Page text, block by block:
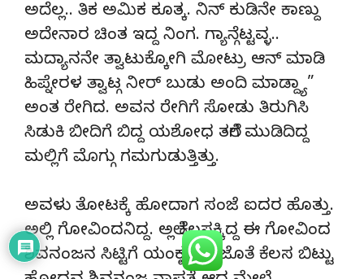
ಅದೆಲ್ಲ.. ತಿಕ ಅಮಿಕ ಕೂತ್ಕ. ನಿನ್ ಕುಡಿನೇ ಕಾಣ್ದು
ಅದೇನಾರ ಚಿಂತ ಇದ್ದ ನಿಂಗ. ಗ್ಯಾನ್ಗೆಟ್ಟವ್ಳ..
ಮದ್ಯಾನನೇ ತ್ವಾಟುಕ್ಕೋಗಿ ಮೋಟ್ರು ಆನ್ ಮಾಡಿ
ಹಿಪ್ನೇರಳ ತ್ವಾಟ್ಗ ನೀರ್ ಬುಡು ಅಂದಿ ಮಾಡ್ದ್ಯಾ”
ಅಂತ ರೇಗಿದ. ಅವನ ರೇಗಿಗೆ ಸೋಡು ತಿರುಗಿಸಿ
ಸಿಡುಕಿ ಬೀದಿಗೆ ಬಿದ್ದ ಯಶೋಧ ತಲೆಗೆ ಮುಡಿದಿದ್ದ
ಮಲ್ಲಿಗೆ ಮೊಗ್ಗು ಗಮಗುಡುತ್ತಿತ್ತು.
ಅವಳು ತೋಟಕ್ಕೆ ಹೋದಾಗ ಸಂಜೆ ಐದರ ಹೊತ್ತು.
ಅಲ್ಲಿ ಗೋವಿಂದನಿದ್ದ. ಅಲ್ಲೆ ಕೆಲಸಕ್ಕಿದ್ದ ಈ ಗೋವಿಂದ
ಶಿವನಂಜನ ಸಿಟ್ಟಿಗೆ ಯಂಕ್ಟಪ್ಪನ ಜೊತೆ ಕೆಲಸ ಬಿಟ್ಟು